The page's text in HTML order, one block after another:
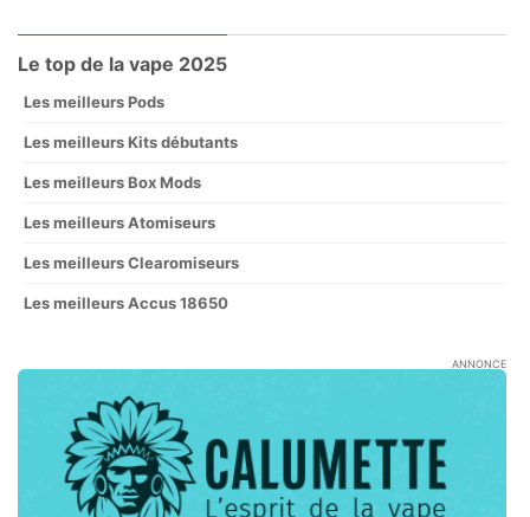
Le top de la vape 2025
Les meilleurs Pods
Les meilleurs Kits débutants
Les meilleurs Box Mods
Les meilleurs Atomiseurs
Les meilleurs Clearomiseurs
Les meilleurs Accus 18650
ANNONCE